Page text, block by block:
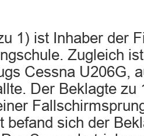
1) ist Inhaber der
Zugleich
Cessna U206G,
Der Beklagte zu
befand sich der